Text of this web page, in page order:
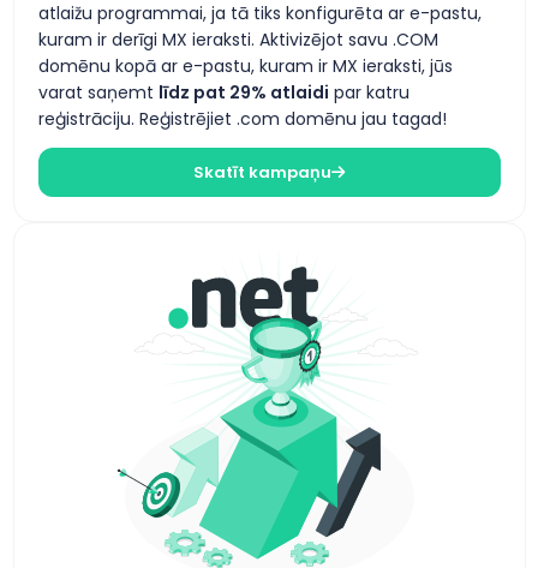
atlaižu programmai, ja tā tiks konfigurēta ar e-pastu,
kuram ir derīgi MX ieraksti. Aktivizējot savu .COM
domēnu kopā ar e-pastu, kuram ir MX ieraksti, jūs
varat saņemt līdz pat 29% atlaidi par katru
reģistrāciju. Reģistrējiet .com domēnu jau tagad!
Skatīt kampaņu